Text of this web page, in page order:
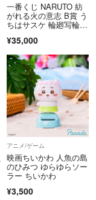
一番くじ NARUTO 紡
がれる火の意志 B賞 う
ちはサスケ 輪廻写輪眼
¥35,000
アニメ/ゲーム
映画ちいかわ 人魚の島
のひみつ ゆらゆらソー
ラー ちいかわ
¥3,500